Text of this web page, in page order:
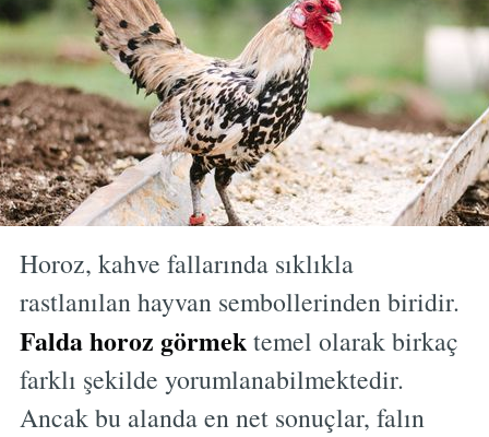
Horoz, kahve fallarında sıklıkla
rastlanılan hayvan sembollerinden biridir.
Falda horoz görmektemel olarak birkaç
farklı şekilde yorumlanabilmektedir.
Ancak bu alanda en net sonuçlar, falın